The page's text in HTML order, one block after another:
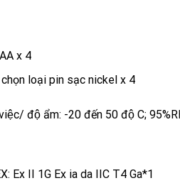
x 4
loại pin sạc nickel x 4
độ ẩm: -20 đến 50 độ C;
Ex II 1G Ex ia da IIC T4 Ga*1